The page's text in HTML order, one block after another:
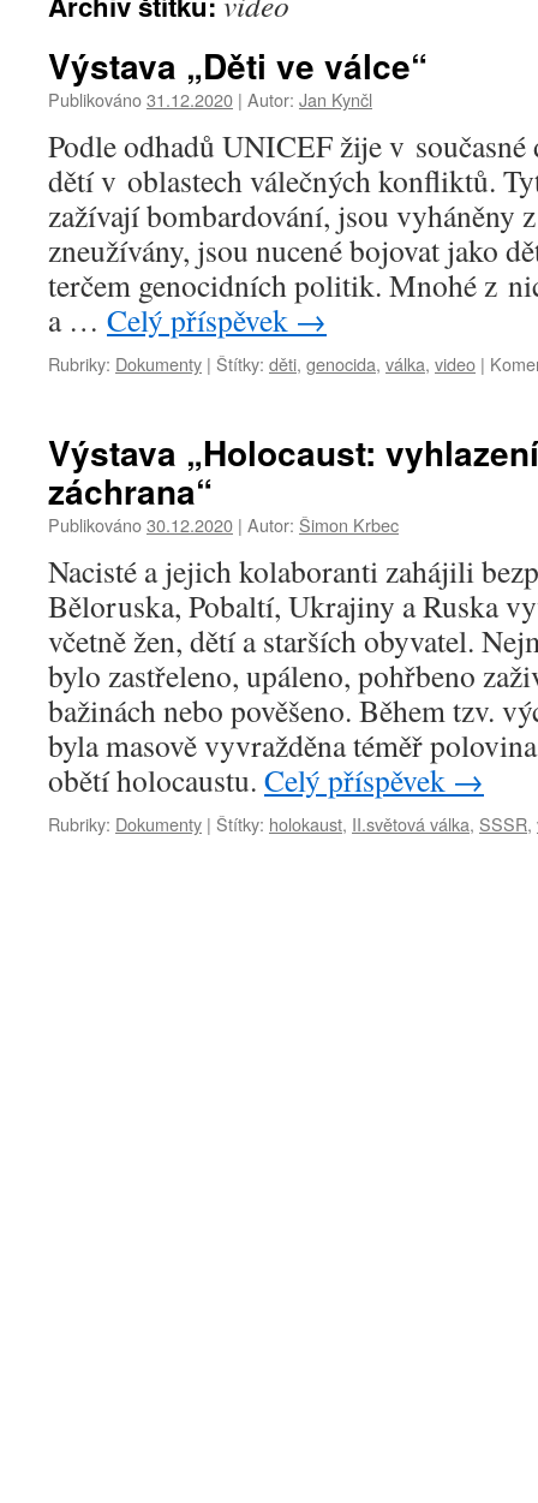
Výstava „Děti ve válce“
Publikováno31.12.2020 | Autor: Jan Kynčl
Podle odhadů UNICEF žije v
dětí v oblastech válečných konfliktů.
zažívají bombardování, jsou vyháněny
zneužívány, jsou nucené bojovat jako
terčem genocidních politik. Mnohé z
a … Celý příspěvek →
Rubriky: Dokumenty | Štítky: děti, genocida, válka, video |
Výstava „Holocaust:
záchrana“
Publikováno30.12.2020 | Autor: Šimon Krbec
Nacisté a jejich kolaboranti zahájili
Běloruska, Pobaltí, Ukrajiny a Ruska
včetně žen, dětí a starších obyvatel.
bylo zastřeleno, upáleno, pohřbeno
bažinách nebo pověšeno. Během tzv.
byla masově vyvražděna téměř
obětí holocaustu. Celý příspěvek →
Rubriky: Dokumenty | Štítky: holokaust, II.světová válka, SSSR,